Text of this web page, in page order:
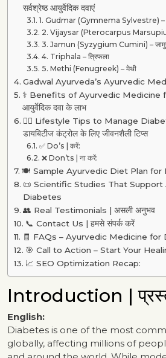
सर्वश्रेष्ठ आयुर्वेदिक दवाएं
1. Gudmar (Gymnema Sylvestre) –
2. Vijaysar (Pterocarpus
3. Jamun (Syzygium Cumini) –
4. Triphala – त्रिफला
5. Methi (Fenugreek) – मेथी
Gadwal Ayurveda’s Ayurvedic
⚕️ Benefits of Ayurvedic Medicine
आयुर्वेदिक दवा के लाभ
🧘‍♂️ Lifestyle Tips to Manage
डायबिटीज कंट्रोल के लिए जीवनशैली टिप्स
✅ Do’s | करें:
❌ Don’ts | ना करें:
🍽️ Sample Ayurvedic Diet Plan for
📜 Scientific Studies That Support
Diabetes
👥 Real Testimonials | असली अनुभव
📞 Contact Us | हमसे संपर्क करें
🧾 FAQs – Ayurvedic Medicine for
🎯 Call to Action – Start Your
📈 SEO Optimization Recap:
Introduction |
English:
Diabetes is one of the most
globally, affecting millions of